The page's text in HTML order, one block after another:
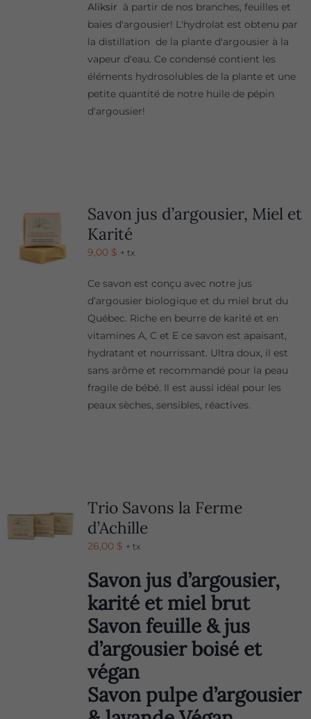
Aliksir à partir de nos branches, feuilles et
baies d'argousier! L'hydrolat est obtenu par
la distillation de la plante d'argousier à la
vapeur d'eau. Ce condensé contient les
éléments hydrosolubles de la plante et une
petite quantité de notre huile de pépin
d'argousier!
Savon jus d’argousier, Miel et
Karité
9,00 $ + tx
Ce savon est conçu avec notre jus
d’argousier biologique et du miel brut du
Québec. Riche en beurre de karité et en
vitamines A, C et E ce savon est apaisant,
hydratant et nourrissant. Ultra doux, il est
sans arôme et recommandé pour la peau
fragile de bébé. Il est aussi idéal pour les
peaux sèches, sensibles, réactives.
Trio Savons la Ferme
d’Achille
26,00 $ + tx
Savon jus d’argousier,
karité et miel brut
Savon feuille & jus
d’argousier boisé et
végan
Savon pulpe d’argousier